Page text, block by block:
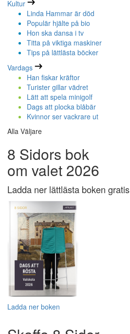
Kultur
Linda Hammar är död
Populär hjälte på bio
Hon ska dansa i tv
Titta på viktiga maskiner
Tips på lättlästa böcker
Vardags
Han fiskar kräftor
Turister gillar vädret
Lätt att spela minigolf
Dags att plocka blåbär
Kvinnor ser vackrare ut
Alla Väljare
8 Sidors bok
om valet 2026
Ladda ner lättlästa boken gratis
Ladda ner boken